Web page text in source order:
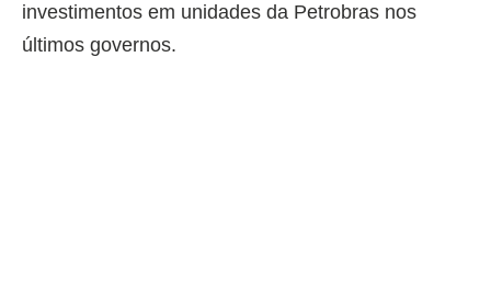
investimentos em unidades da Petrobras nos
últimos governos.